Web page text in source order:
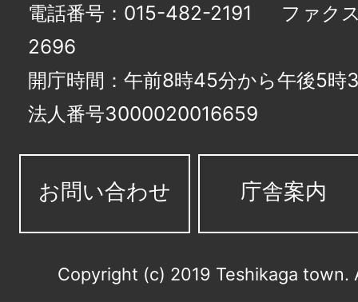
電話番号：015-482-2191
ファク
2696
開庁時間：午前8時45分から午後5時
法人番号3000020016659
お問い合わせ 庁舎案内
Copyright (c) 2019 Teshikaga town.